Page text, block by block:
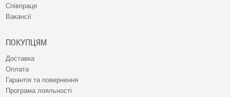
Співпраця
Вакансії
ПОКУПЦЯМ
Доставка
Оплата
Гарантія та повернення
Програма лояльності